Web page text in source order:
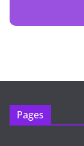
Pages